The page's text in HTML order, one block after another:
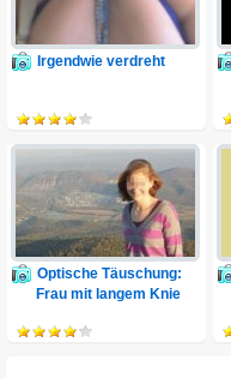
Irgendwie verdreht
Optische Täuschung:
Frau mit langem Knie